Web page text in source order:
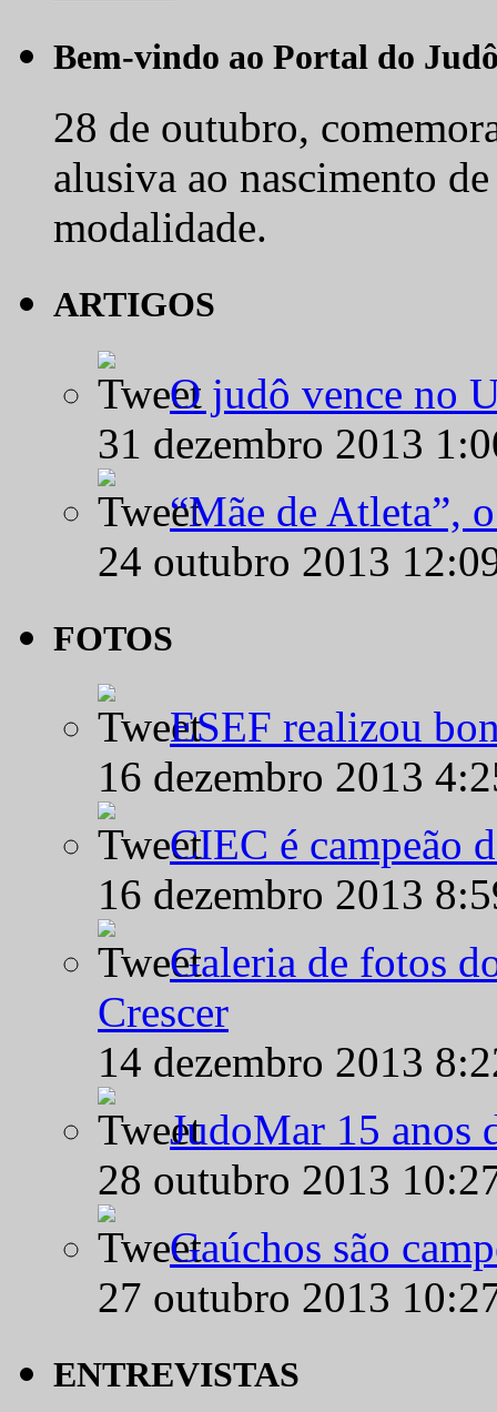
Bem-vindo ao Portal do
28 de outubro,
alusiva ao nascimento
modalidade.
ARTIGOS
O judô vence no
31 dezembro 2013
“Mãe de Atleta”,
24 outubro 2013
FOTOS
ESEF realizou
16 dezembro 2013
CIEC é campeão
16 dezembro 2013
Galeria de fotos
Crescer
14 dezembro 2013
JudoMar 15 anos
28 outubro 2013
Gaúchos são
27 outubro 2013
ENTREVISTAS